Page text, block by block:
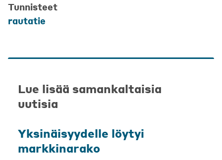
Tunnisteet
rautatie
Lue lisää samankaltaisia
uutisia
Yksinäisyydelle löytyi
markkinarako